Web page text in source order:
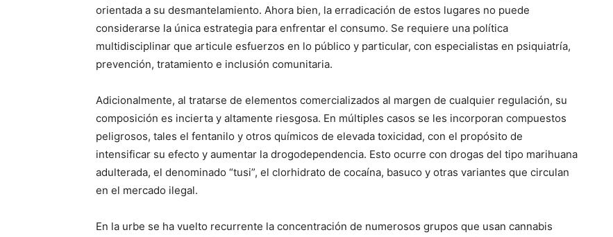
orientada a su desmantelamiento. Ahora bien, la erradicación de estos lugares no puede
considerarse la única estrategia para enfrentar el consumo. Se requiere una política
multidisciplinar que articule esfuerzos en lo público y particular, con especialistas en psiquiatría,
prevención, tratamiento e inclusión comunitaria.
Adicionalmente, al tratarse de elementos comercializados al margen de cualquier regulación, su
composición es incierta y altamente riesgosa. En múltiples casos se les incorporan compuestos
peligrosos, tales el fentanilo y otros químicos de elevada toxicidad, con el propósito de
intensificar su efecto y aumentar la drogodependencia. Esto ocurre con drogas del tipo marihuana
adulterada, el denominado “tusi”, el clorhidrato de cocaína, basuco y otras variantes que circulan
en el mercado ilegal.
En la urbe se ha vuelto recurrente la concentración de numerosos grupos que usan cannabis